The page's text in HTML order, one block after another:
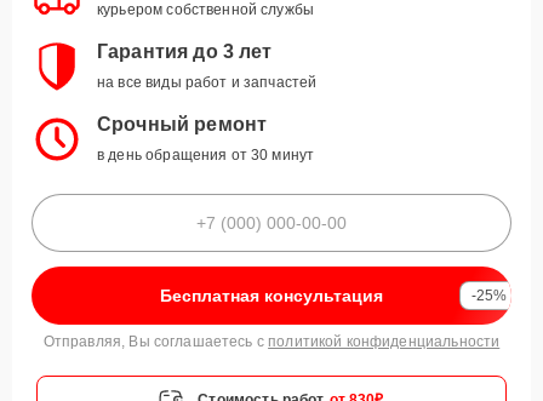
курьером собственной службы
Гарантия до 3 лет
на все виды работ и запчастей
Срочный ремонт
в день обращения от 30 минут
Бесплатная консультация -25%
Отправляя, Вы соглашаетесь с политикой конфиденциальности